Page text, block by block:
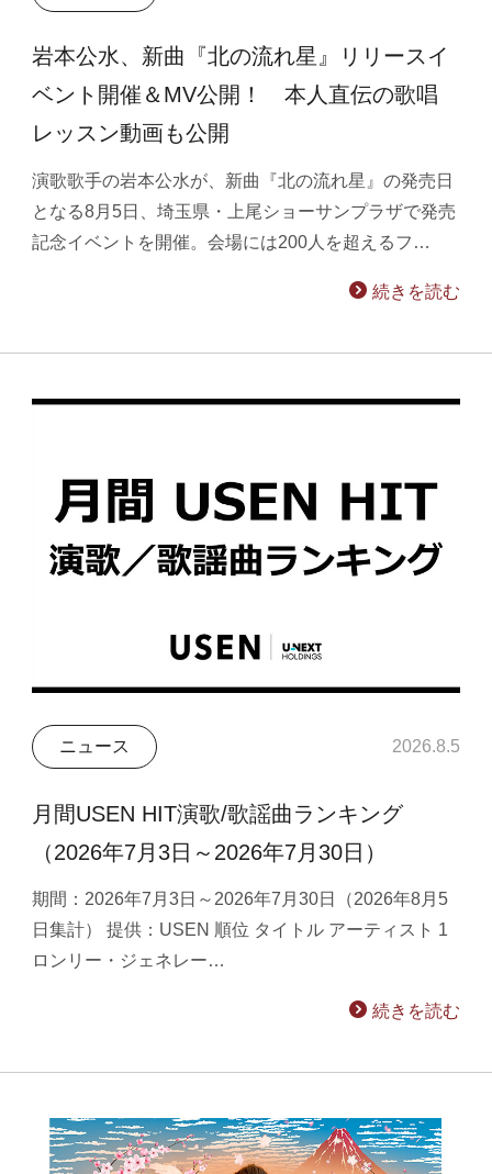
岩本公水、新曲『北の流れ星』リリースイ
ベント開催＆MV公開！ 本人直伝の歌唱
レッスン動画も公開
演歌歌手の岩本公水が、新曲『北の流れ星』の発売日
となる8月5日、埼玉県・上尾ショーサンプラザで発売
記念イベントを開催。会場には200人を超えるフ…
続きを読む
ニュース 2026.8.5
月間USEN HIT演歌/歌謡曲ランキング
（2026年7月3日～2026年7月30日）
期間：2026年7月3日～2026年7月30日（2026年8月5
日集計） 提供：USEN 順位 タイトル アーティスト 1
ロンリー・ジェネレー…
続きを読む